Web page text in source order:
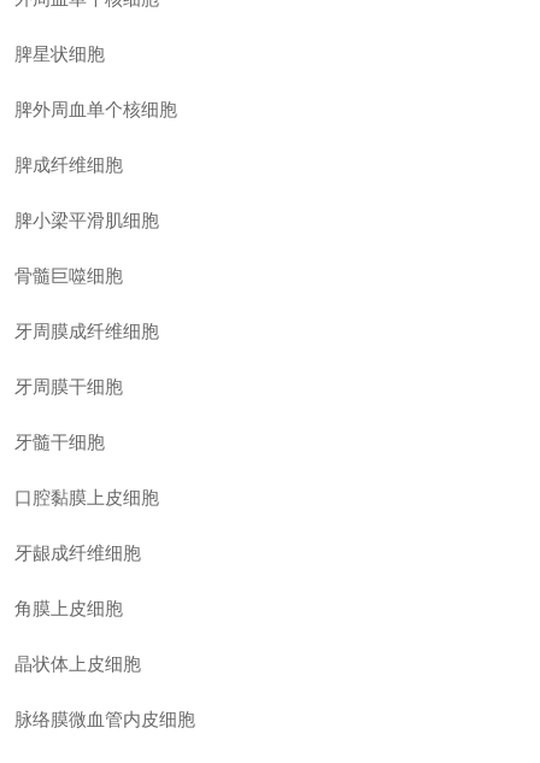
脾星状细胞
脾外周血单个核细胞
脾成纤维细胞
脾小梁平滑肌细胞
骨髓巨噬细胞
牙周膜成纤维细胞
牙周膜干细胞
牙髓干细胞
口腔黏膜上皮细胞
牙龈成纤维细胞
角膜上皮细胞
晶状体上皮细胞
脉络膜微血管内皮细胞